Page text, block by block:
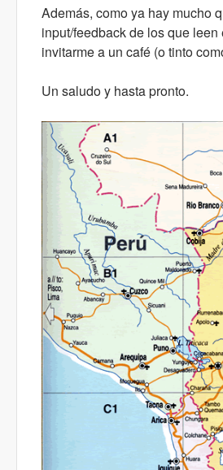
Además, como ya hay mucho
input/feedback de los que
invitarme a un café (o tinto
Un saludo y hasta pronto.